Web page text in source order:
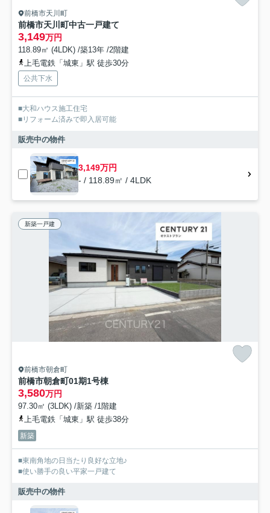
前橋市天川町
前橋市天川町中古一戸建て
3,149万円
118.89㎡ (4LDK) /築13年 /2階建
上毛電鉄「城東」駅 徒歩30分
公共下水
■大和ハウス施工住宅
■リフォーム済みで即入居可能
販売中の物件
3,149万円
- / 118.89㎡ / 4LDK
新築一戸建
前橋市朝倉町
前橋市朝倉町01期1号棟
3,580万円
97.30㎡ (3LDK) /新築 /1階建
上毛電鉄「城東」駅 徒歩38分
新築
■東南角地の日当たり良好な立地♪
■使い勝手の良い平家一戸建て
販売中の物件